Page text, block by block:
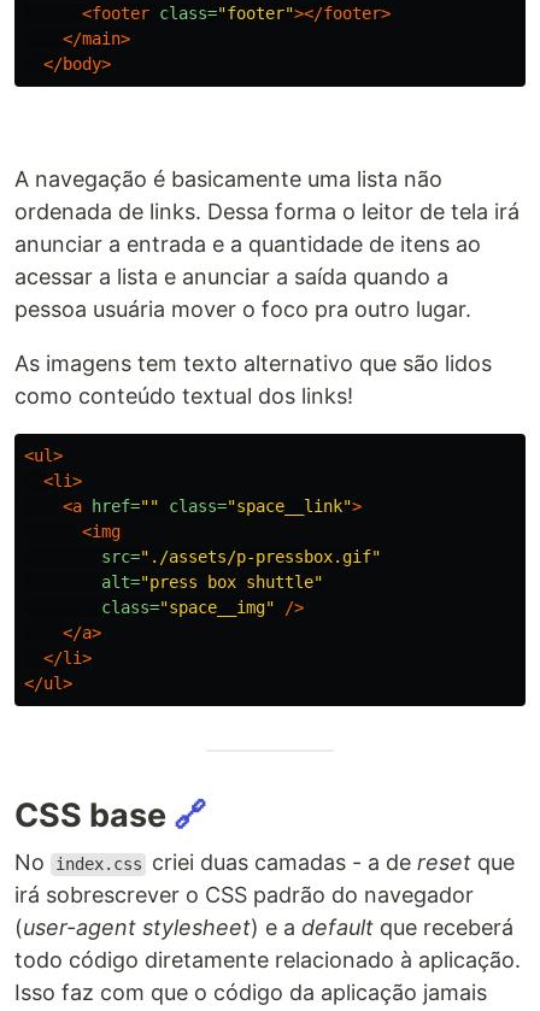
<footer class="footer"></footer>
</main>
</body>
A navegação é basicamente uma lista não
ordenada de links. Dessa forma o leitor de tela irá
anunciar a entrada e a quantidade de itens ao
acessar a lista e anunciar a saída quando a
pessoa usuária mover o foco pra outro lugar.
As imagens tem texto alternativo que são lidos
como conteúdo textual dos links!
<ul>
<li>
<a
href="" class="space__link">
<img
src="./assets/p-pressbox.gif"
alt="press box shuttle"
class="space__img"
/>
</a>
</li>
</ul>
CSS base 🔗
No index.css criei duas camadas - a dereset que
irá sobrescrever o CSS padrão do navegador
(user-agent stylesheet) e a default que receberá
todo código diretamente relacionado à aplicação.
Isso faz com que o código da aplicação jamais